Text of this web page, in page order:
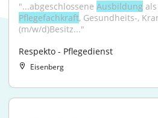
"...abgeschlossene Ausbildung
Pflegefachkraft, Gesundheits-,
(m/w/d)Besitz..."
Respekto - Pflegedienst
Eisenberg